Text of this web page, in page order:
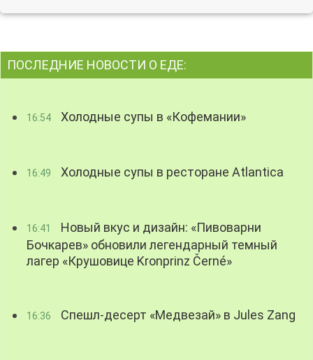
ПОСЛЕДНИЕ НОВОСТИ О ЕДЕ:
16:54 Холодные супы в «Кофемании»
16:49 Холодные супы в ресторане Atlantica
16:41
Новый вкус и дизайн: «Пивоварни
Бочкарев» обновили легендарный темный
лагер «Крушовице Kronprinz Černé»
16:36 Спешл-десерт «Медвезай» в Jules Zang